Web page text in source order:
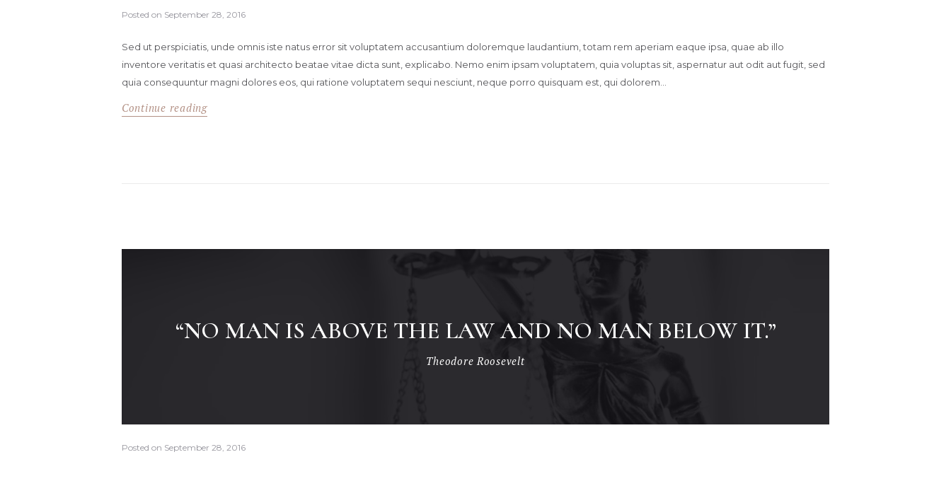
Posted on September 28, 2016
Sed ut perspiciatis, unde omnis iste natus error sit voluptatem accusantium doloremque laudantium, totam rem aperiam eaque ipsa, quae ab illo
inventore veritatis et quasi architecto beatae vitae dicta sunt, explicabo. Nemo enim ipsam voluptatem, quia voluptas sit, aspernatur aut odit aut fugit, sed
quia consequuntur magni dolores eos, qui ratione voluptatem sequi nesciunt, neque porro quisquam est, qui dolorem…
Continue reading
“NO MAN IS ABOVE THE LAW AND NO MAN BELOW IT.”
Theodore Roosevelt
Posted on September 28, 2016